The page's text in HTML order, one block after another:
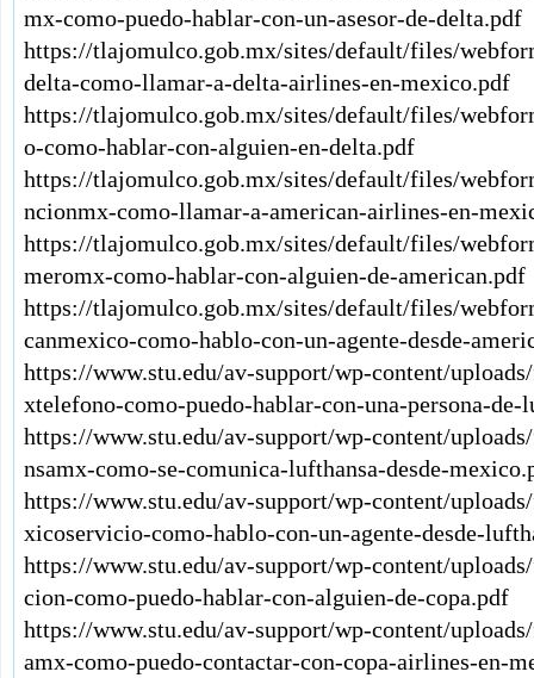
mx-como-puedo-hablar-con-un-asesor-de-delta.pdf
https://tlajomulco.gob.mx/sites/default/files/
delta-como-llamar-a-delta-airlines-en-mexico.pdf
https://tlajomulco.gob.mx/sites/default/files/
o-como-hablar-con-alguien-en-delta.pdf
https://tlajomulco.gob.mx/sites/default/files/
ncionmx-como-llamar-a-american-airlines-en-
https://tlajomulco.gob.mx/sites/default/files/
meromx-como-hablar-con-alguien-de-american.pdf
https://tlajomulco.gob.mx/sites/default/files/
canmexico-como-hablo-con-un-agente-desde-
https://www.stu.edu/av-support/wp-content/
xtelefono-como-puedo-hablar-con-una-persona-de-
https://www.stu.edu/av-support/wp-content/
nsamx-como-se-comunica-lufthansa-desde-
https://www.stu.edu/av-support/wp-content/
xicoservicio-como-hablo-con-un-agente-desde-
https://www.stu.edu/av-support/wp-content/
cion-como-puedo-hablar-con-alguien-de-copa.pdf
https://www.stu.edu/av-support/wp-content/
amx-como-puedo-contactar-con-copa-airlines-en-